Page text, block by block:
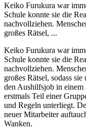
Keiko Furukura war
Schule konnte sie die
nachvollziehen.
großes Rätsel, ...
Keiko Furukura war
Schule konnte sie die
nachvollziehen.
großes Rätsel, sodass
den Aushilfsjob in
erstmals Teil einer
und Regeln unterliegt.
neuer Mitarbeiter
Wanken.